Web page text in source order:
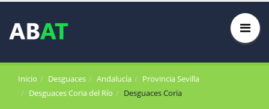
Inicio Desguaces Andalucía
Provincia Sevilla
Desguaces Coria del Río
Desguaces Coria